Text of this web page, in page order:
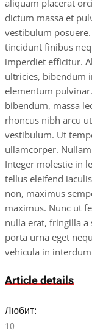
aliquam placerat
dictum massa et
vestibulum
tincidunt finibus
imperdiet efficitur.
ultricies, bibendum
elementum
bibendum, massa
rhoncus nibh arcu
vestibulum. Ut
ullamcorper.
Integer molestie in
tellus eleifend
non, maximus
maximus. Nunc ut
nulla erat, fringilla a
porta urna eget
vehicula in
Article details
Любит:
10